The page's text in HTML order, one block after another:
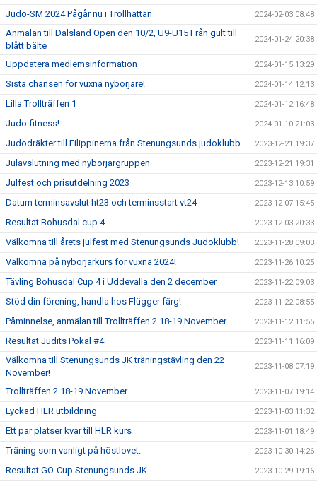
Judo-SM 2024 Pågår nu i Trollhättan 2024-02-03 08:48
Anmälan till Dalsland Open den 10/2, U9-U15 Från gult till
blått bälte
2024-01-24 20:38
Uppdatera medlemsinformation 2024-01-15 13:29
Sista chansen för vuxna nybörjare! 2024-01-14 12:13
Lilla Trollträffen 1 2024-01-12 16:48
Judo-fitness! 2024-01-10 21:03
Judodräkter till Filippinerna från Stenungsunds judoklubb 2023-12-21 19:37
Julavslutning med nybörjargruppen 2023-12-21 19:31
Julfest och prisutdelning 2023 2023-12-13 10:59
Datum terminsavslut ht23 och terminsstart vt24 2023-12-07 15:45
Resultat Bohusdal cup 4 2023-12-03 20:33
Välkomna till årets julfest med Stenungsunds Judoklubb! 2023-11-28 09:03
Välkomna på nybörjarkurs för vuxna 2024! 2023-11-26 10:25
Tävling Bohusdal Cup 4 i Uddevalla den 2 december 2023-11-22 09:03
Stöd din förening, handla hos Flügger färg! 2023-11-22 08:55
Påminnelse, anmälan till Trollträffen 2 18-19 November 2023-11-12 11:55
Resultat Judits Pokal #4 2023-11-11 16:09
Välkomna till Stenungsunds JK träningstävling den 22
November!
2023-11-08 07:19
Trollträffen 2 18-19 November 2023-11-07 19:14
Lyckad HLR utbildning 2023-11-03 11:32
Ett par platser kvar till HLR kurs 2023-11-01 18:49
Träning som vanligt på höstlovet. 2023-10-30 14:26
Resultat GO-Cup Stenungsunds JK 2023-10-29 19:16